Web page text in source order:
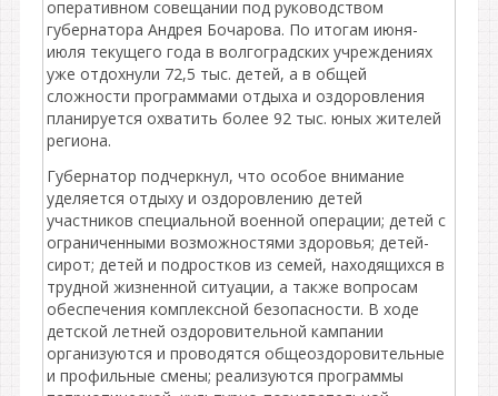
оперативном совещании под руководством
губернатора Андрея Бочарова. По итогам июня-
июля текущего года в волгоградских учреждениях
уже отдохнули 72,5 тыс. детей, а в общей
сложности программами отдыха и оздоровления
планируется охватить более 92 тыс. юных жителей
региона.
Губернатор подчеркнул, что особое внимание
уделяется отдыху и оздоровлению детей
участников специальной военной операции; детей с
ограниченными возможностями здоровья; детей-
сирот; детей и подростков из семей, находящихся в
трудной жизненной ситуации, а также вопросам
обеспечения комплексной безопасности. В ходе
детской летней оздоровительной кампании
организуются и проводятся общеоздоровительные
и профильные смены; реализуются программы